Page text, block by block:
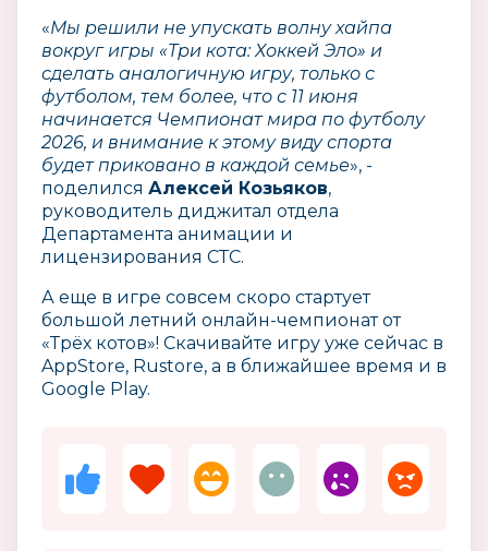
«Мы решили не упускать волну хайпа
вокруг игры «Три кота: Хоккей Эло» и
сделать аналогичную игру, только с
футболом, тем более, что с 11 июня
начинается Чемпионат мира по футболу
2026, и внимание к этому виду спорта
будет приковано в каждой семье», -
поделился Алексей Козьяков,
руководитель диджитал отдела
Департамента анимации и
лицензирования СТС.
А еще в игре совсем скоро стартует
большой летний онлайн-чемпионат от
«Трёх котов»! Скачивайте игру уже сейчас в
AppStore, Rustore, а в ближайшее время и в
Google Play.